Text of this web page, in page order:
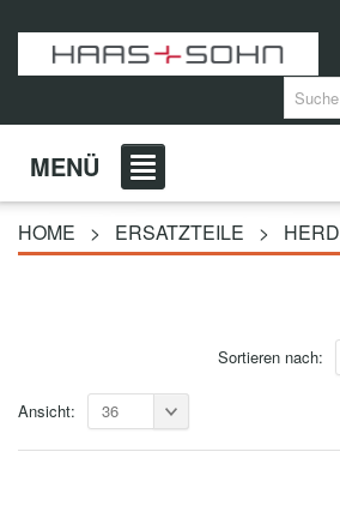
MENÜ
HOME > ERSATZTEILE > HERD
Sortieren nach:
Ansicht: 36